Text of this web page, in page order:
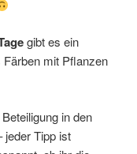
gibt es ein
mit Pflanzen
in den
jeder Tipp ist